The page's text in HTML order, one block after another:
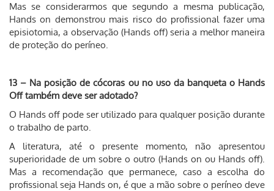
Mas se considerarmos que segundo a mesma publicação,
Hands on demonstrou mais risco do profissional fazer uma
episiotomia, a observação (Hands off) seria a melhor maneira
de proteção do períneo.
13 – Na posição de cócoras ou no uso da banqueta o Hands
Off também deve ser adotado?
O Hands off pode ser utilizado para qualquer posição durante
o trabalho de parto.
A literatura, até o presente momento, não apresentou
superioridade de um sobre o outro (Hands on ou Hands off).
Mas a recomendação que permanece, caso a escolha do
profissional seja Hands on, é que a mão sobre o períneo deve